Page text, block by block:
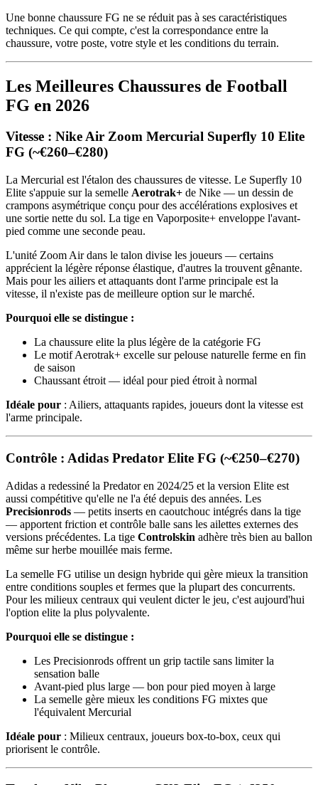
Une bonne chaussure FG ne se réduit pas à ses caractéristiques
techniques. Ce qui compte, c'est la correspondance entre la
chaussure, votre poste, votre style et les conditions du terrain.
Les Meilleures Chaussures de Football
FG en 2026
Vitesse : Nike Air Zoom Mercurial Superfly 10 Elite
FG (~€260–€280)
La Mercurial est l'étalon des chaussures de vitesse. Le Superfly 10
Elite s'appuie sur la semelle Aerotrak+ de Nike — un dessin de
crampons asymétrique conçu pour des accélérations explosives et
une sortie nette du sol. La tige en Vaporposite+ enveloppe l'avant-
pied comme une seconde peau.
L'unité Zoom Air dans le talon divise les joueurs — certains
apprécient la légère réponse élastique, d'autres la trouvent gênante.
Mais pour les ailiers et attaquants dont l'arme principale est la
vitesse, il n'existe pas de meilleure option sur le marché.
Pourquoi elle se distingue :
La chaussure elite la plus légère de la catégorie FG
Le motif Aerotrak+ excelle sur pelouse naturelle ferme en fin
de saison
Chaussant étroit — idéal pour pied étroit à normal
Idéale pour : Ailiers, attaquants rapides, joueurs dont la vitesse est
l'arme principale.
Contrôle : Adidas Predator Elite FG (~€250–€270)
Adidas a redessiné la Predator en 2024/25 et la version Elite est
aussi compétitive qu'elle ne l'a été depuis des années. Les
Precisionrods — petits inserts en caoutchouc intégrés dans la tige
— apportent friction et contrôle balle sans les ailettes externes des
versions précédentes. La tige Controlskin adhère très bien au ballon
même sur herbe mouillée mais ferme.
La semelle FG utilise un design hybride qui gère mieux la transition
entre conditions souples et fermes que la plupart des concurrents.
Pour les milieux centraux qui veulent dicter le jeu, c'est aujourd'hui
l'option elite la plus polyvalente.
Pourquoi elle se distingue :
Les Precisionrods offrent un grip tactile sans limiter la
sensation balle
Avant-pied plus large — bon pour pied moyen à large
La semelle gère mieux les conditions FG mixtes que
l'équivalent Mercurial
Idéale pour : Milieux centraux, joueurs box-to-box, ceux qui
priorisent le contrôle.